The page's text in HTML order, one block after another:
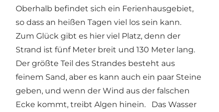
Oberhalb befindet sich ein Ferienhausgebiet,
so dass an heißen Tagen viel los sein kann.
Zum Glück gibt es hier viel Platz, denn der
Strand ist fünf Meter breit und 130 Meter lang.
Der größte Teil des Strandes besteht aus
feinem Sand, aber es kann auch ein paar Steine
geben, und wenn der Wind aus der falschen
Ecke kommt, treibt Algen hinein. Das Wasser